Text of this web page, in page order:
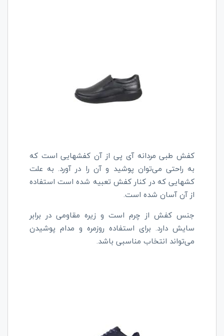
کفش طبی مردانه آی پی از آن کفشهایی است که
به راحتی می‌توان پوشید و آن را در آورد. به علت
کشهایی که در کنار کفش تعبیه شده است استفاده
از آن آسان شده است.
جنس کفش از چرم است و زیره مقاومی در برابر
سایش دارد. برای استفاده روزمره و مدام پوشیدن
می‌تواند انتخاب مناسبی باشد.